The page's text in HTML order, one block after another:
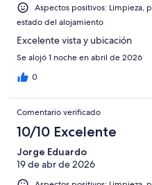
Aspectos positivos: Limpieza,
estado del alojamiento
Excelente vista y ubicación
Se alojó 1 noche en abril de 2026
0
Comentario verificado
10/10 Excelente
Jorge Eduardo
19 de abr de 2026